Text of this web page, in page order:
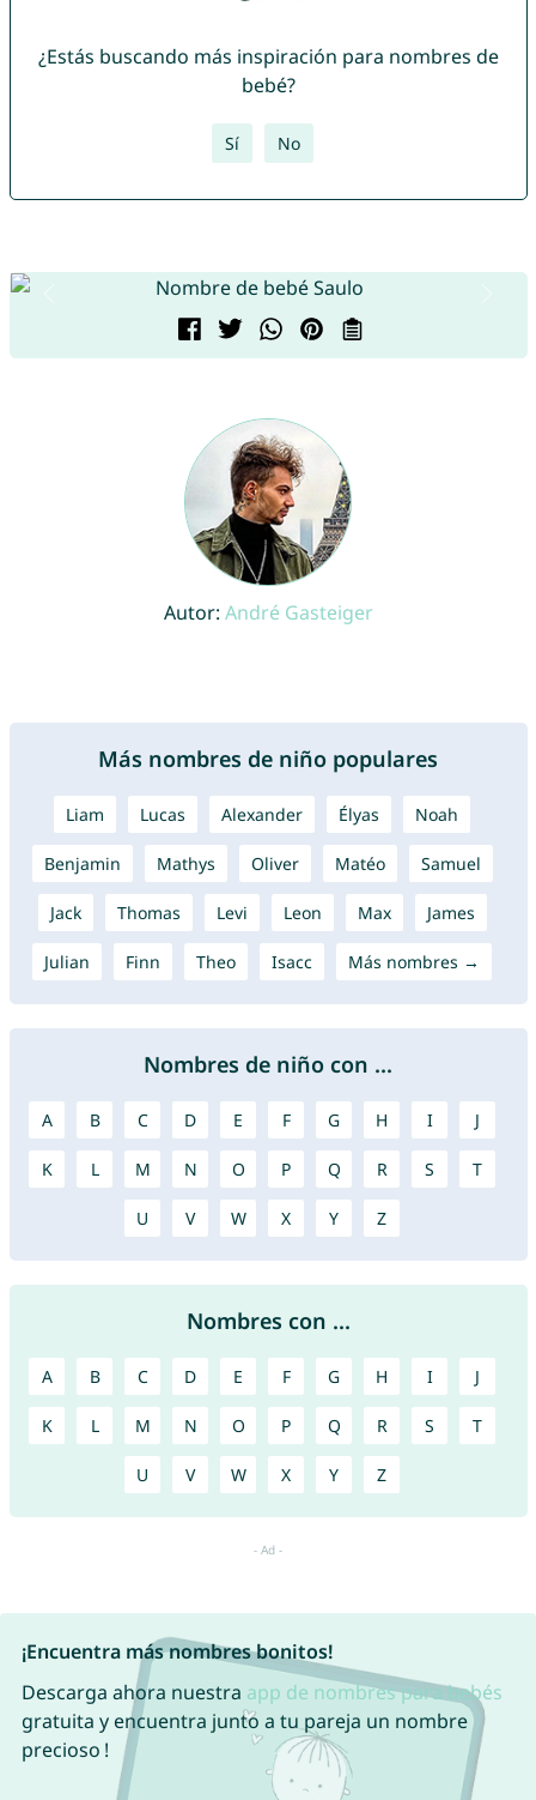
¿Estás buscando más inspiración para nombres de
bebé?
Sí No
Autor: André Gasteiger
Más nombres de niño populares
Liam Lucas Alexander Élyas Noah
Benjamin Mathys Oliver Matéo Samuel
Jack Thomas Levi Leon Max James
Julian Finn Theo Isacc Más nombres →
Nombres de niño con ...
A B C D E F G H I J
K L M N O P Q R S T
U V W X Y Z
Nombres con ...
A B C D E F G H I J
K L M N O P Q R S T
U V W X Y Z
¡Encuentra más nombres bonitos!
Descarga ahora nuestra app de nombres para bebés
gratuita y encuentra junto a tu pareja un nombre
precioso !